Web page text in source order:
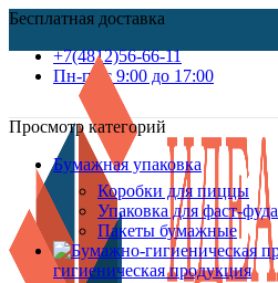
Бесплатная доставка
+7(4812)56-66-11
Пн-пт c 9:00 до 17:00
Просмотр категорий
Бумажная упаковка
Коробки для пиццы
Упаковка для фаст-фуда
Пакеты бумажные
гигиеническая продукция